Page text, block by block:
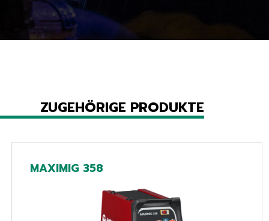
ZUGEHÖRIGE PRODUKTE
MAXIMIG 358